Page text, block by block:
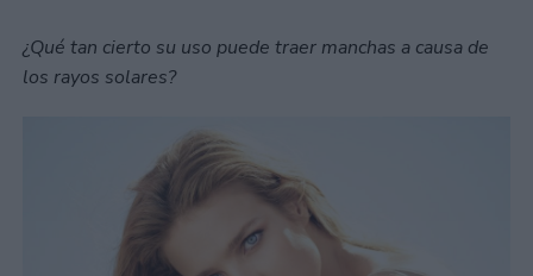
¿Qué tan cierto su uso puede traer manchas a causa de
los rayos solares?